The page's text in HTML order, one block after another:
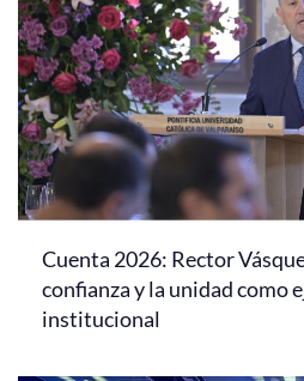
Cuenta 2026: Rector
confianza y la unidad como
institucional